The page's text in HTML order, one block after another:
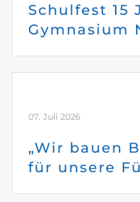
Schulfest 15
Gymnasium
07. Juli 2026
„Wir bauen
für unsere